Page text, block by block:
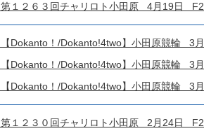
第１２６３回チャリロト小田原 4月19日
【Dokanto！/Dokanto!4two】小田原競輪 3
【Dokanto！/Dokanto!4two】小田原競輪 3
【Dokanto！/Dokanto!4two】小田原競輪 3
第１２３０回チャリロト小田原 2月24日